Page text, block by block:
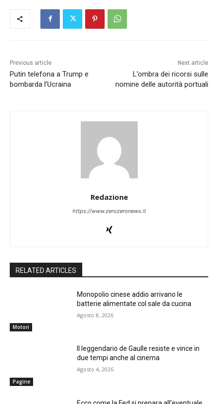
Previous article
Putin telefona a Trump e
bombarda l’Ucraina
Next article
L’ombra dei ricorsi sulle
nomine delle autorità portuali
Redazione
https://www.zerozeronews.it
RELATED ARTICLES
Motori
Monopolio cinese addio arrivano le
batterie alimentate col sale da cucina
Agosto 8, 2026
Pagine
Il leggendario de Gaulle resiste e vince in
due tempi anche al cinema
Agosto 4, 2026